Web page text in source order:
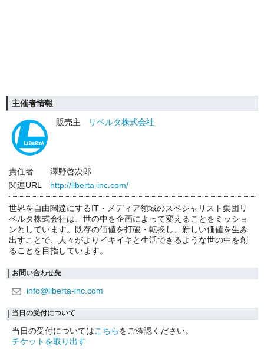
主催者情報
販売主
リベルタ株式会社
責任者
澤野啓次郎
関連URL
http://liberta-inc.com/
世界を自由闊達にするIT・メディア領域のスペシャリスト集団リ
ベルタ株式会社は、世の中を企画によって変えることをミッショ
ンとしています。既存の価値を打破・転換し、新しい価値を生み
出すことで、人々がよりイキイキと生活できるような世の中を創
ることを目指しています。
お問い合わせ先
info@liberta-inc.com
当日の受付について
当日の受付についてはこちらをご確認ください。
チケットを取り出す